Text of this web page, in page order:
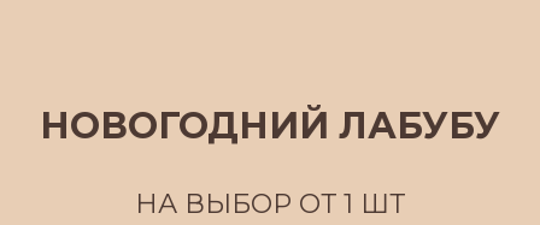
НОВОГОДНИЙ ЛАБУБУ
НА ВЫБОР ОТ 1 ШТ